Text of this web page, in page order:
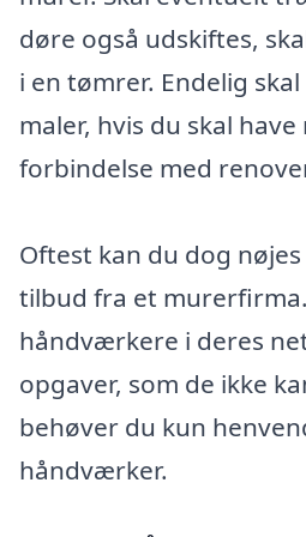
døre også udskiftes,
i en tømrer. Endelig
maler, hvis du skal
forbindelse med
Oftest kan du dog
tilbud fra et
håndværkere i deres
opgaver, som de ikke
behøver du kun
håndværker.